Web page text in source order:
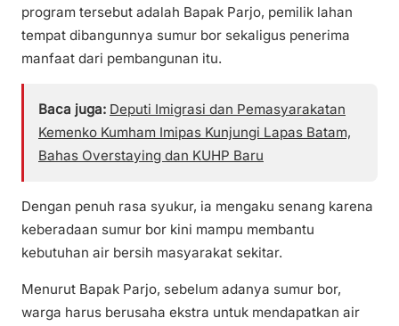
program tersebut adalah Bapak Parjo, pemilik lahan
tempat dibangunnya sumur bor sekaligus penerima
manfaat dari pembangunan itu.
Baca juga: Deputi Imigrasi dan Pemasyarakatan
Kemenko Kumham Imipas Kunjungi Lapas Batam,
Bahas Overstaying dan KUHP Baru
Dengan penuh rasa syukur, ia mengaku senang karena
keberadaan sumur bor kini mampu membantu
kebutuhan air bersih masyarakat sekitar.
Menurut Bapak Parjo, sebelum adanya sumur bor,
warga harus berusaha ekstra untuk mendapatkan air